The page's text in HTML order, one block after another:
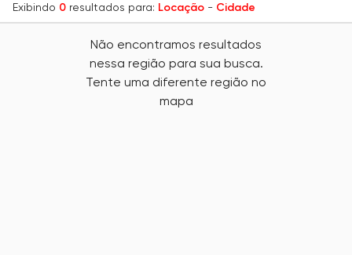
Exibindo 0 resultados para: Locação - Cidade
Não encontramos resultados
nessa região para sua busca.
Tente uma diferente região no
mapa